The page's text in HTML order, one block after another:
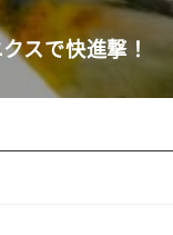
スで快進撃！